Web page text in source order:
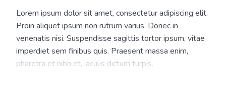
Lorem ipsum dolor sit amet, consectetur adipiscing elit.
Proin aliquet ipsum non rutrum varius. Donec in
venenatis nisi. Suspendisse sagittis tortor ipsum, vitae
imperdiet sem finibus quis. Praesent massa enim,
pharetra et nibh et, iaculis dictum turpis.